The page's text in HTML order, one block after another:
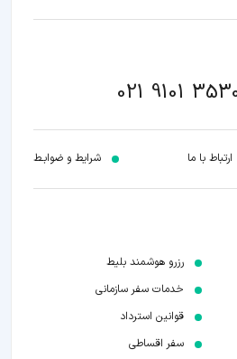
021 9101
ارتباط با ما شرایط و ضوابـط
رزرو هوشمند بلیط
خدمات سفر سازمانی
قوانین استرداد
سفر اقساطی